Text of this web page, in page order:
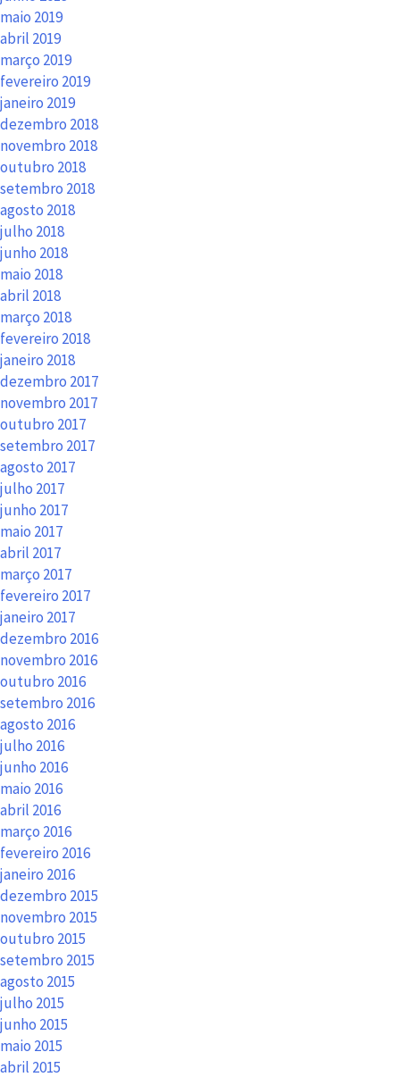
maio 2019
abril 2019
março 2019
fevereiro 2019
janeiro 2019
dezembro 2018
novembro 2018
outubro 2018
setembro 2018
agosto 2018
julho 2018
junho 2018
maio 2018
abril 2018
março 2018
fevereiro 2018
janeiro 2018
dezembro 2017
novembro 2017
outubro 2017
setembro 2017
agosto 2017
julho 2017
junho 2017
maio 2017
abril 2017
março 2017
fevereiro 2017
janeiro 2017
dezembro 2016
novembro 2016
outubro 2016
setembro 2016
agosto 2016
julho 2016
junho 2016
maio 2016
abril 2016
março 2016
fevereiro 2016
janeiro 2016
dezembro 2015
novembro 2015
outubro 2015
setembro 2015
agosto 2015
julho 2015
junho 2015
maio 2015
abril 2015